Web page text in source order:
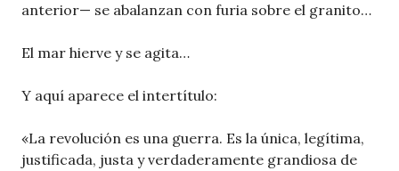
anterior— se abalanzan con furia sobre el granito…
El mar hierve y se agita…
Y aquí aparece el intertítulo:
«La revolución es una guerra. Es la única, legítima,
justificada, justa y verdaderamente grandiosa de